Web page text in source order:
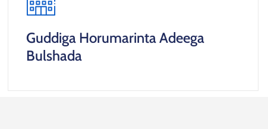
Guddiga Horumarinta Adeega
Bulshada